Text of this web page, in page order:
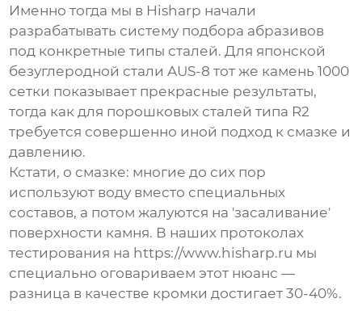
Именно тогда мы в Hisharp начали
разрабатывать систему подбора абразивов
под конкретные типы сталей. Для японской
безуглеродной стали AUS-8 тот же камень 1000
сетки показывает прекрасные результаты,
тогда как для порошковых сталей типа R2
требуется совершенно иной подход к смазке и
давлению.
Кстати, о смазке: многие до сих пор
используют воду вместо специальных
составов, а потом жалуются на 'засаливание'
поверхности камня. В наших протоколах
тестирования на https://www.hisharp.ru мы
специально оговариваем этот нюанс —
разница в качестве кромки достигает 30-40%.